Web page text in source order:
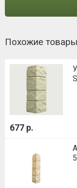
Похожие товары
677 р.